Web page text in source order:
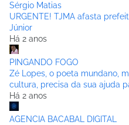
Sérgio Matias
URGENTE! TJMA afasta
Júnior
Há 2 anos
PINGANDO FOGO
Zé Lopes, o poeta mundano,
cultura, precisa da sua ajuda
Há 2 anos
AGENCIA BACABAL DIGITAL